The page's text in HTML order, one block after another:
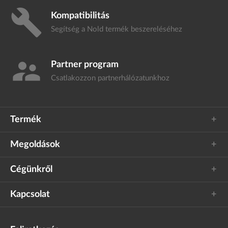
build Kompatibilitás
Segítség a Nold termék beszereléséhez
supervisor_account Partner program
Csatlakozzon partnerhálózatunkhoz
Termék
Megoldások
Cégünkről
Kapcsolat